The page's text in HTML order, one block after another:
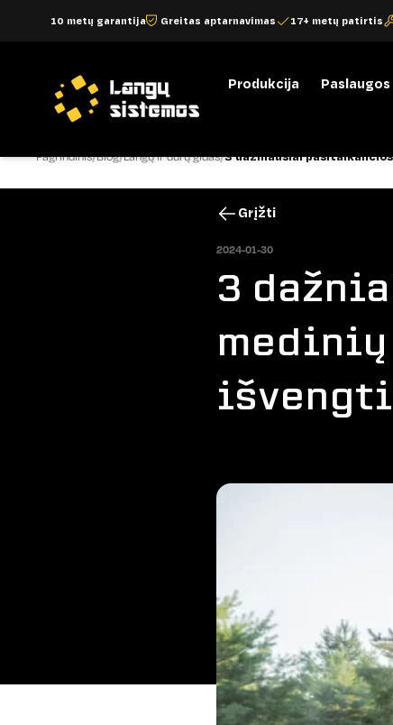
10 metų garantija Greitas aptarnavimas 17+ metų patirtis
Produkcija Paslaugos
Pagrindinis Blog Langų ir durų gidas 3 dažniausiai
Grįžti
2024-01-30
3